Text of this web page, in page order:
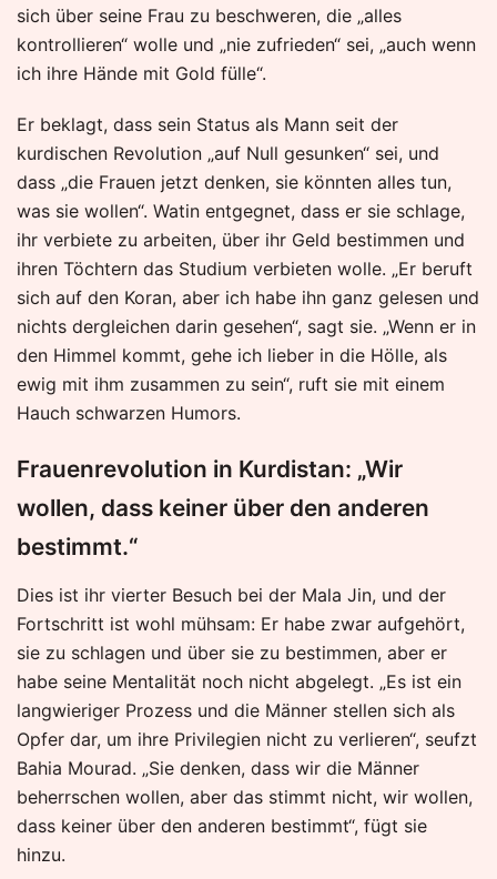
sich über seine Frau zu beschweren, die „alles
kontrollieren“ wolle und „nie zufrieden“ sei, „auch wenn
ich ihre Hände mit Gold fülle“.
Er beklagt, dass sein Status als Mann seit der
kurdischen Revolution „auf Null gesunken“ sei, und
dass „die Frauen jetzt denken, sie könnten alles tun,
was sie wollen“. Watin entgegnet, dass er sie schlage,
ihr verbiete zu arbeiten, über ihr Geld bestimmen und
ihren Töchtern das Studium verbieten wolle. „Er beruft
sich auf den Koran, aber ich habe ihn ganz gelesen und
nichts dergleichen darin gesehen“, sagt sie. „Wenn er in
den Himmel kommt, gehe ich lieber in die Hölle, als
ewig mit ihm zusammen zu sein“, ruft sie mit einem
Hauch schwarzen Humors.
Frauenrevolution in Kurdistan: „Wir
wollen, dass keiner über den anderen
bestimmt.“
Dies ist ihr vierter Besuch bei der Mala Jin, und der
Fortschritt ist wohl mühsam: Er habe zwar aufgehört,
sie zu schlagen und über sie zu bestimmen, aber er
habe seine Mentalität noch nicht abgelegt. „Es ist ein
langwieriger Prozess und die Männer stellen sich als
Opfer dar, um ihre Privilegien nicht zu verlieren“, seufzt
Bahia Mourad. „Sie denken, dass wir die Männer
beherrschen wollen, aber das stimmt nicht, wir wollen,
dass keiner über den anderen bestimmt“, fügt sie
hinzu.